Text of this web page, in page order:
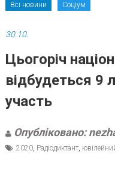
Всі новини Соціум
30.10.
Цьогоріч
відбудеться 9
участь
Опубліковано:
2020, Радіодиктант,